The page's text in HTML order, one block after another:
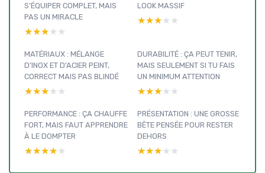
S’ÉQUIPER COMPLET, MAIS
PAS UN MIRACLE
★★★★★
★★★★★
LOOK MASSIF
★★★★★
★★★★★
MATÉRIAUX : MÉLANGE
D’INOX ET D’ACIER PEINT,
CORRECT MAIS PAS BLINDÉ
★★★★★
★★★★★
DURABILITÉ : ÇA PEUT TENIR,
MAIS SEULEMENT SI TU FAIS
UN MINIMUM ATTENTION
★★★★★
★★★★★
PERFORMANCE : ÇA CHAUFFE
FORT, MAIS FAUT APPRENDRE
À LE DOMPTER
★★★★★
★★★★★
PRÉSENTATION : UNE GROSSE
BÊTE PENSÉE POUR RESTER
DEHORS
★★★★★
★★★★★